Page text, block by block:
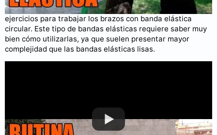
Por último, en este video mostramos una serie de
ejercicios para trabajar los brazos con banda elástica
circular. Este tipo de bandas elásticas requiere saber muy
bien cómo utilizarlas, ya que suelen presentar mayor
complejidad que las bandas elásticas lisas.